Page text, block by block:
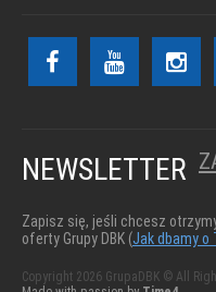
NEWSLETTER
Zapisz się, jeśli chcesz
oferty Grupy DBK (Jak dbamy o
Copyright 2026 GrupaDBK © All